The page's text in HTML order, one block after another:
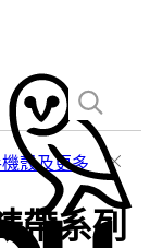
殼及更多
帶系列